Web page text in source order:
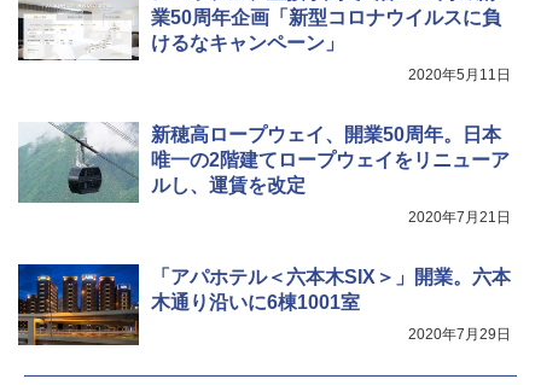
ソロキャンプ ソロテント
￥20,718
業50周年企画「新型コロナウイルスに負
けるなキャンペーン」
2020年5月11日
新穂高ロープウェイ、開業50周年。日本
唯一の2階建てロープウェイをリニューア
ルし、運賃を改定
2020年7月21日
「アパホテル＜六本木SIX＞」開業。六本
木通り沿いに6棟1001室
2020年7月29日